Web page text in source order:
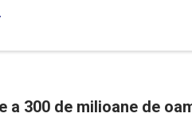
a 300 de milioane de